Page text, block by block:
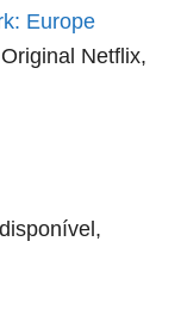
Europe
Netflix,